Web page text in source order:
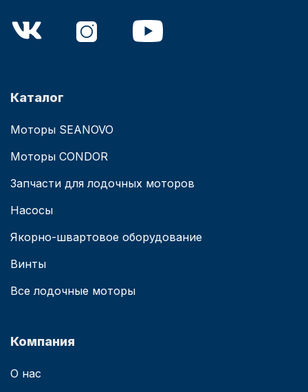
Каталог
Моторы SEANOVO
Моторы CONDOR
Запчасти для лодочных моторов
Насосы
Якорно-швартовое оборудование
Винты
Все лодочные моторы
Компания
О нас